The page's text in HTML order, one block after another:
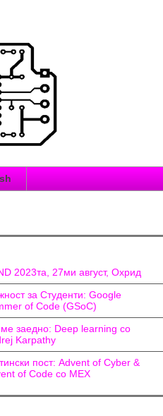
2023та, 27ми август, Охрид
за Студенти: Google
of Code (GSoC)
заедно: Deep learning со
Karpathy
пост: Advent of Cyber &
of Code со МЕХ